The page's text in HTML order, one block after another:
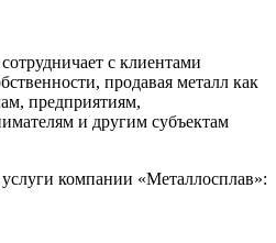
с клиентами
продавая металл как
предприятиям,
и другим субъектам
компании «Металлосплав»: